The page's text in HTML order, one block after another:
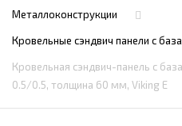
Металлоконструкции
Кровельные сэндвич панели c
Кровельная сэндвич-панель с
0.5/0.5, толщина 60 мм, Viking E